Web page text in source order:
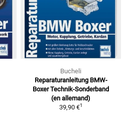
Bucheli
Reparaturanleitung BMW-
Boxer Technik-Sonderband
(en allemand)
39,90 €1